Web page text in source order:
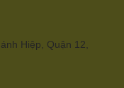
Hiệp, Quận 12,